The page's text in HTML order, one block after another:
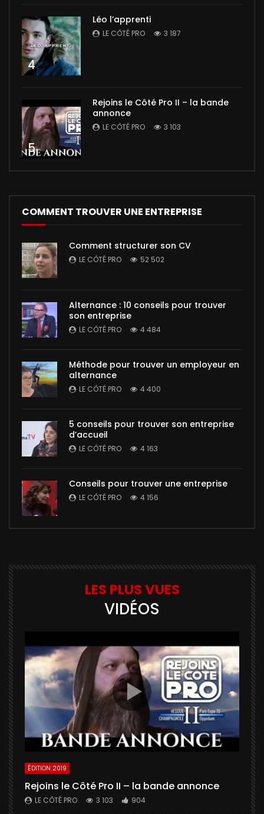
4
Léo l’apprenti
LE CÔTÉ PRO 3 187
5
Rejoins le Côté Pro II – la bande
annonce
LE CÔTÉ PRO 3 103
COMMENT TROUVER UNE ENTREPRISE
Comment structurer son CV
LE CÔTÉ PRO 52 502
Alternance : 10 conseils pour trouver
son entreprise
LE CÔTÉ PRO 4 484
Méthode pour trouver un employeur en
alternance
LE CÔTÉ PRO 4 400
5 conseils pour trouver son entreprise
d’accueil
LE CÔTÉ PRO 4 163
Conseils pour trouver une entreprise
LE CÔTÉ PRO 4 156
LES PLUS VUES
VIDÉOS
ÉDITION 2019
Rejoins le Côté Pro II – la bande annonce
LE CÔTÉ PRO 3 103 904